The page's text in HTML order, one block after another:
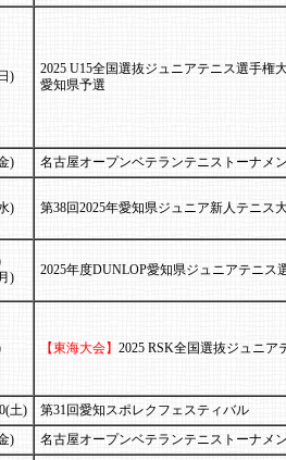
)
2025 U15全国選抜ジュニアテニス選手権
愛知県予選
) 名古屋オープンベテランテニストーナメ
) 第38回2025年愛知県ジュニア新人テニス
)
2025年度DUNLOP愛知県ジュニアテニス
【東海大会】 2025 RSK全国選抜ジュニア
土)
第31回愛知スポレクフェスティバル
)
名古屋オープンベテランテニストーナメ